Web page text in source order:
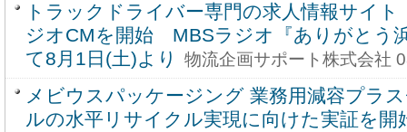
トラックドライバー専門の求人情報サイ
ジオCMを開始 MBSラジオ『ありがとう
て8月1日(土)より
物流企画サポート株式会社
メビウスパッケージング 業務用減容プラ
ルの水平リサイクル実現に向けた実証を開